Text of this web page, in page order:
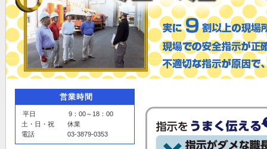
営業時間
平日 9：00～18：00
土・日・祝 休業
電話 03-3879-0353